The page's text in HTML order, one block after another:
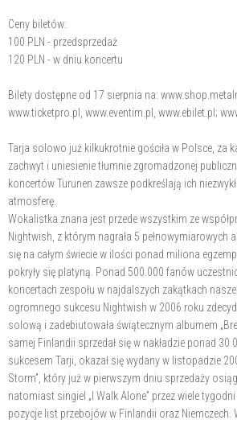
Ceny biletów:
100 PLN - przedsprzedaż
120 PLN - w dniu koncertu
Bilety dostępne od 17 sierpnia na:
www.ticketpro.pl, www.eventim.pl, www.ebilet.pl;
Tarja solowo już kilkukrotnie gościła w Polsce, za
zachwyt i uniesienie tłumnie zgromadzonej
koncertów Turunen zawsze podkreślają ich
atmosferę.
Wokalistka znana jest przede wszystkim ze
Nightwish, z którym nagrała 5 pełnowymiarowych
się na całym świecie w ilości ponad miliona
pokryły się platyną. Ponad 500.000 fanów
koncertach zespołu w najdalszych zakątkach
ogromnego sukcesu Nightwish w 2006 roku
solową i zadebiutowała świątecznym albumem
samej Finlandii sprzedał się w nakładzie ponad 30
sukcesem Tarji, okazał się wydany w listopadzie
Storm”, który już w pierwszym dniu sprzedaży
natomiast singiel „I Walk Alone” przez wiele
pozycje list przebojów w Finlandii oraz Niemczech.